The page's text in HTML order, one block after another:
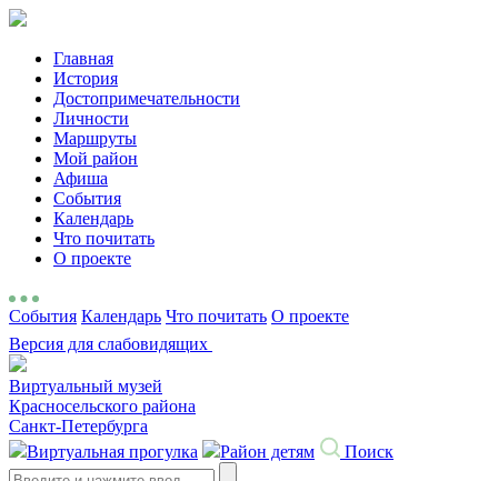
Главная
История
Достопримечательности
Личности
Маршруты
Мой район
Афиша
События
Календарь
Что почитать
О проекте
События Календарь Что почитать О проекте
Версия для слабовидящих
Виртуальный музей
Красносельского района
Санкт-Петербурга
Виртуальная прогулка
Район детям
Поиск
Search